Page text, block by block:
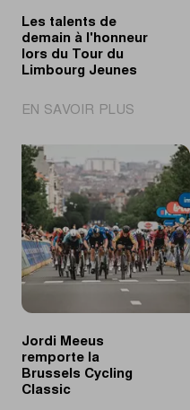
Les talents de
demain à l'honneur
lors du Tour du
Limbourg Jeunes
EN SAVOIR PLUS
talents
de
demain
à
l'honneur
lors
du
du
Jordi Meeus
remporte la
Brussels Cycling
Classic